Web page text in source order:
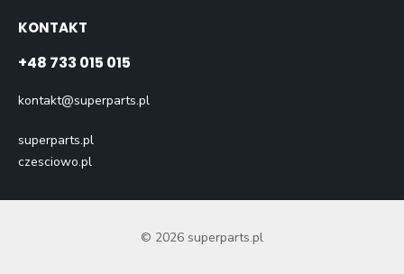
KONTAKT
+48 733 015 015
kontakt@superparts.pl
superparts.pl
czesciowo.pl
© 2026 superparts.pl